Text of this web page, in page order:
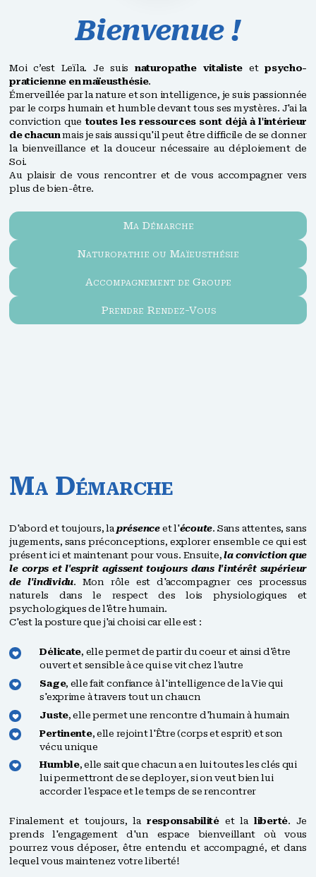
Bienvenue !
Moi c’est Leïla. Je suis naturopathe vitaliste etpsycho-
praticienne en maïeusthésie.
Émerveillée par la nature et son intelligence, je suis passionnée
par le corps humain et humble devant tous ses mystères. J'ai la
conviction quetoutes les ressources sont déjà à l'intérieur
de chacun mais je sais aussi qu'il peut être difficile de se donner
la bienveillance et la douceur nécessaire au déploiement de
Soi.
Au plaisir de vous rencontrer et de vous accompagner vers
plus de bien-être.
Ma Démarche
Naturopathie ou Maïeusthésie
Accompagnement de Groupe
Prendre Rendez-Vous
Ma Démarche
D'abord et toujours, laprésenceet l'écoute. Sans attentes, sans
jugements, sans préconceptions, explorer ensemble ce qui est
présent ici et maintenant pour vous. Ensuite,la conviction que
le corps et l'esprit agissent toujours dans l'intérêt supérieur
de l'individu. Mon rôle est d'accompagner ces processus
naturels dans le respect des lois physiologiques et
psychologiques de l'être humain.
C'est la posture que j'ai choisi car elle est :
Délicate, elle permet de partir du coeur et ainsi d'être
ouvert et sensible à ce qui se vit chez l'autre
Sage, elle fait confiance à l'intelligence de la Vie qui
s'exprime à travers tout un chaucn
Juste, elle permet une rencontre d'humain à humain
Pertinente, elle rejoint l'Être (corps et esprit) et son
vécu unique
Humble, elle sait que chacun a en lui toutes les clés qui
lui permettront de se deployer, si on veut bien lui
accorder l'espace et le temps de se rencontrer
Finalement et toujours, la responsabilitéet la liberté. Je
prends l'engagement d'un espace bienveillant où vous
pourrez vous déposer, être entendu et accompagné, et dans
lequel vous maintenez votre liberté!